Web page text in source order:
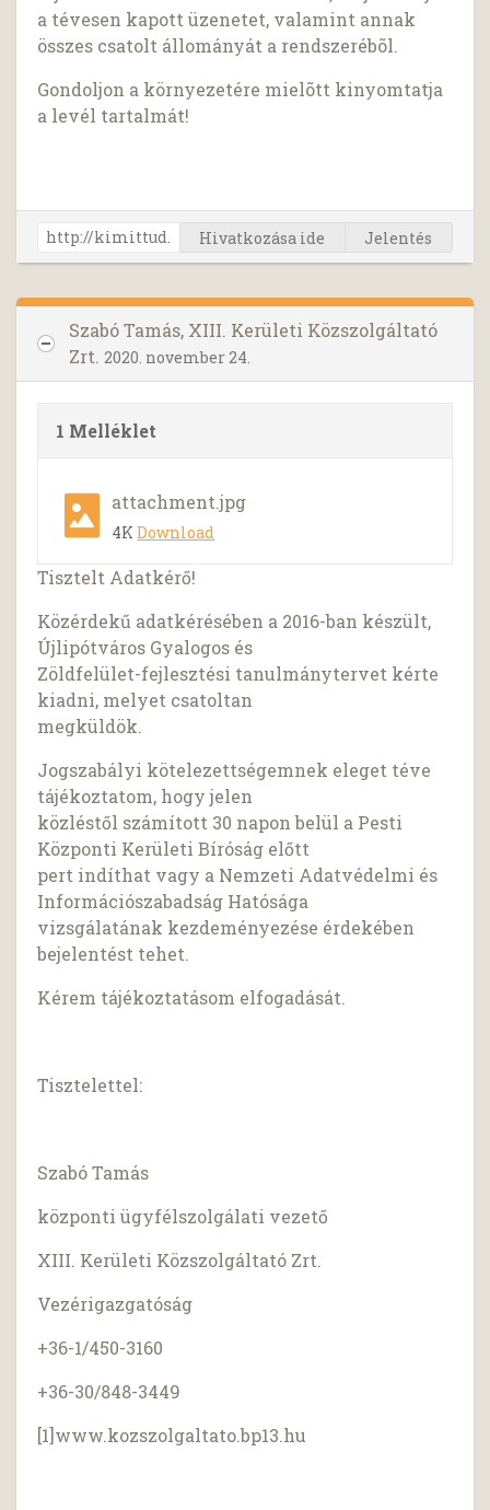
a tévesen kapott üzenetet, valamint annak
összes csatolt állományát a rendszerébõl.
Gondoljon a környezetére mielõtt kinyomtatja
a levél tartalmát!
Hivatkozása ide Jelentés
Szabó Tamás, XIII. Kerületi Közszolgáltató
Zrt. 2020. november 24.
1 Melléklet
attachment.jpg
4KDownload
Tisztelt Adatkérő!
Közérdekű adatkérésében a 2016-ban készült,
Újlipótváros Gyalogos és
Zöldfelület-fejlesztési tanulmánytervet kérte
kiadni, melyet csatoltan
megküldök.
Jogszabályi kötelezettségemnek eleget téve
tájékoztatom, hogy jelen
közléstől számított 30 napon belül a Pesti
Központi Kerületi Bíróság előtt
pert indíthat vagy a Nemzeti Adatvédelmi és
Információszabadság Hatósága
vizsgálatának kezdeményezése érdekében
bejelentést tehet.
Kérem tájékoztatásom elfogadását.
Tisztelettel:
Szabó Tamás
központi ügyfélszolgálati vezető
XIII. Kerületi Közszolgáltató Zrt.
Vezérigazgatóság
+36-1/450-3160
+36-30/848-3449
[1]www.kozszolgaltato.bp13.hu